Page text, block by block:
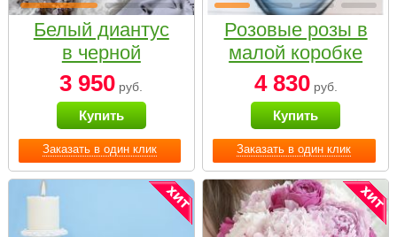
Заказать в один клик
Белый диантус
в черной
коробке Small
3 950 руб.
Купить
Заказать в один клик
Розовые розы в
малой коробке
4 830руб.
Купить